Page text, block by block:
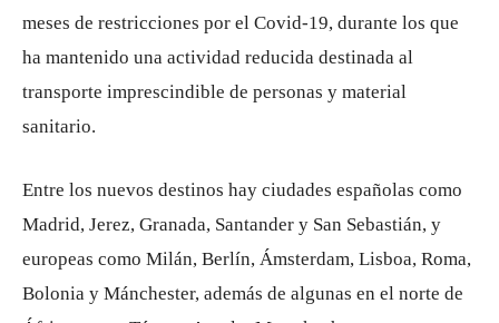
meses de restricciones por el Covid-19, durante los que
ha mantenido una actividad reducida destinada al
transporte imprescindible de personas y material
sanitario.
Entre los nuevos destinos hay ciudades españolas como
Madrid, Jerez, Granada, Santander y San Sebastián, y
europeas como Milán, Berlín, Ámsterdam, Lisboa, Roma,
Bolonia y Mánchester, además de algunas en el norte de